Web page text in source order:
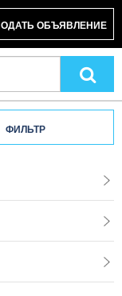
ОБЪЯВЛЕНИЕ
ФИЛЬТР